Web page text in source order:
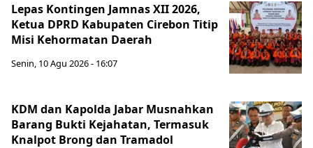
Lepas Kontingen Jamnas XII 2026,
Ketua DPRD Kabupaten Cirebon Titip
Misi Kehormatan Daerah
Senin, 10 Agu 2026 - 16:07
KDM dan Kapolda Jabar Musnahkan
Barang Bukti Kejahatan, Termasuk
Knalpot Brong dan Tramadol